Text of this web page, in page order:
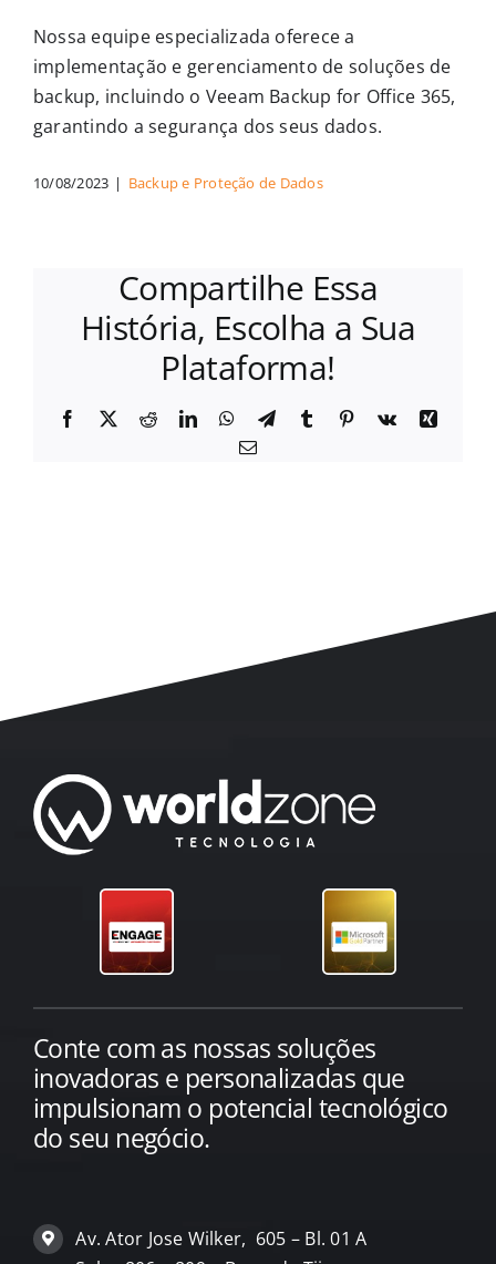
Nossa equipe especializada oferece a
implementação e gerenciamento de soluções de
backup, incluindo o Veeam Backup for Office 365,
garantindo a segurança dos seus dados.
10/08/2023 | Backup e Proteção de Dados
Compartilhe Essa
História, Escolha a Sua
Plataforma!
Facebook
X RedditLinkedInWhatsApp
TelegramTumblr Pinterest
Vk
Xing
E-
Conte com as nossas soluções
inovadoras e personalizadas que
impulsionam o potencial tecnológico
do seu negócio.
Av. Ator Jose Wilker, 605 – Bl. 01 A